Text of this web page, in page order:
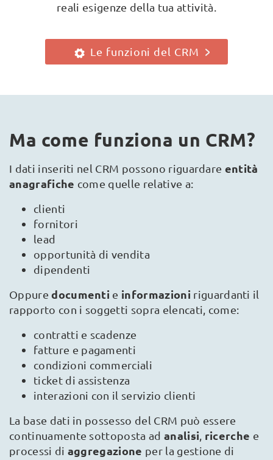
reali esigenze della tua attività.
Le funzioni del CRM
Ma come funziona un CRM?
I dati inseriti nel CRM possono riguardare entità
anagrafiche come quelle relative a:
clienti
fornitori
lead
opportunità di vendita
dipendenti
Oppuredocumenti e informazioni riguardanti il
rapporto con i soggetti sopra elencati, come:
contratti e scadenze
fatture e pagamenti
condizioni commerciali
ticket di assistenza
interazioni con il servizio clienti
La base dati in possesso del CRM può essere
continuamente sottoposta ad analisi ricerche e
processi di aggregazione per la gestione di